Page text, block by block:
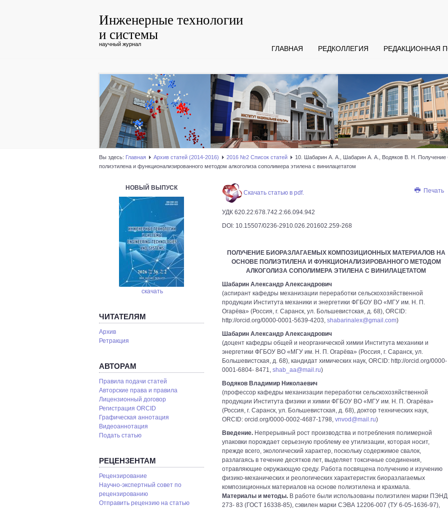
Инженерные технологии
и системы
научный журнал
ГЛАВНАЯ РЕДКОЛЛЕГИЯ РЕДАКЦИОННАЯ
Вы здесь: Главная Архив статей (2014-2016) 2016 №2 Список статей
10. Шабарин А. А., Шабарин А. А., Водяков В. Н. Получение
полиэтилена и функционализированного методом алкоголиза сополимера этилена с винилацетатом
НОВЫЙ ВЫПУСК
скачать
ЧИТАТЕЛЯМ
Архив
Ретракция
АВТОРАМ
Правила подачи статей
Авторские права и правила
Лицензионный договор
Регистрация ORCID
Графическая аннотация
Видеоаннотация
Подать статью
РЕЦЕНЗЕНТАМ
Рецензирование
Научно-экспертный совет по
рецензированию
Отправить рецензию на статью
Печать
Скачать статью в pdf.
УДК 620.22:678.742.2:66.094.942
DOI: 10.15507/0236-2910.026.201602.259-268
ПОЛУЧЕНИЕ БИОРАЗЛАГАЕМЫХ КОМПОЗИЦИОННЫХ МАТЕРИАЛОВ НА
ОСНОВЕ ПОЛИЭТИЛЕНА И ФУНКЦИОНАЛИЗИРОВАННОГО МЕТОДОМ
АЛКОГОЛИЗА СОПОЛИМЕРА ЭТИЛЕНА С ВИНИЛАЦЕТАТОМ
Шабарин Александр Александрович
(аспирант кафедры механизации переработки сельскохозяйственной
продукции Института механики и энергетики ФГБОУ ВО «МГУ им. Н. П.
Огарёва» (Россия, г. Саранск, ул. Большевистская, д. 68), ORCID:
http://orcid.org/0000-0001-5639-4203, shabarinalex@gmail.com)
Шабарин Александр Александрович
(доцент кафедры общей и неорганической химии Института механики и
энергетики ФГБОУ ВО «МГУ им. Н. П. Огарёва» (Россия, г. Саранск, ул.
Большевистская, д. 68), кандидат химических наук, ORCID: http://orcid.org/0000-
0001-6804- 8471, shab_aa@mail.ru)
Водяков Владимир Николаевич
(профессор кафедры механизации переработки сельскохозяйственной
продукции Института физики и химии ФГБОУ ВО «МГУ им. Н. П. Огарёва»
(Россия, г. Саранск, ул. Большевистская, д. 68), доктор технических наук,
ORCID: orcid.org/0000-0002-4687-1798, vnvod@mail.ru)
Введение. Непрерывный рост производства и потребления полимерной
упаковки порождает серьезную проблему ее утилизации, которая носит,
прежде всего, экологический характер, поскольку содержимое свалок,
разлагаясь в течение десятков лет, выделяет токсичные соединения,
отравляющие окружающую среду. Работа посвящена получению и изучению
физико-механических и реологических характеристик биоразлагаемых
композиционных материалов на основе полиэтилена и крахмала.
Материалы и методы. В работе были использованы полиэтилен марки ПЭНД
273- 83 (ГОСТ 16338-85), сэвилен марки СЭВА 12206-007 (ТУ 6-05-1636-97),